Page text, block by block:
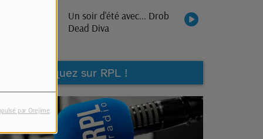
par Orejime
Un soir d'été avec... Drob
Dead Diva
Communiquez sur RPL !